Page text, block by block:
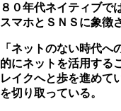
８０年代ネイティブで
スマホとＳＮＳに象徴
「ネットのない時代
的にネットを活用する
レイクへと歩を進めて
を切り取っている。